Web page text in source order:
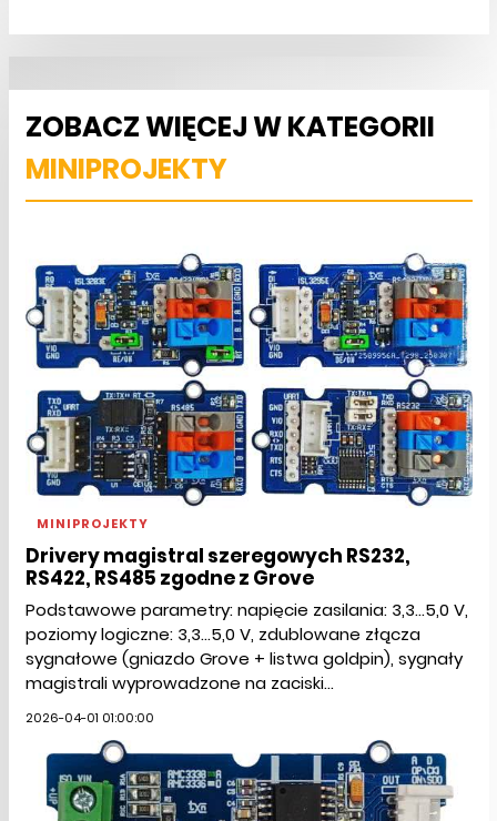
ZOBACZ WIĘCEJ W KATEGORII
MINIPROJEKTY
MINIPROJEKTY
Drivery magistral szeregowych RS232,
RS422, RS485 zgodne z Grove
Podstawowe parametry: napięcie zasilania: 3,3...5,0 V,
poziomy logiczne: 3,3...5,0 V, zdublowane złącza
sygnałowe (gniazdo Grove + listwa goldpin), sygnały
magistrali wyprowadzone na zaciski...
2026-04-01 01:00:00